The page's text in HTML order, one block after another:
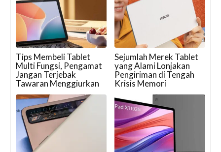
Tips Membeli Tablet
Multi Fungsi, Pengamat
Jangan Terjebak
Tawaran Menggiurkan
Sejumlah Merek Tablet
yang Alami Lonjakan
Pengiriman di Tengah
Krisis Memori